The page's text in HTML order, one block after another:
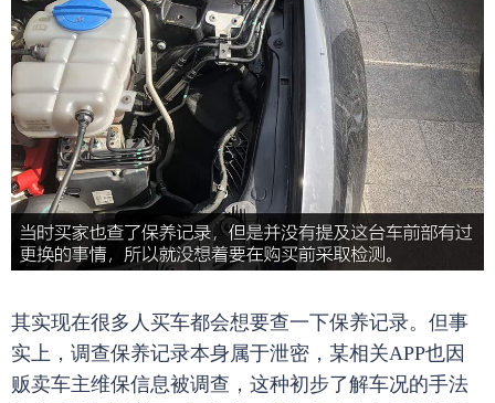
其实现在很多人买车都会想要查一下保养记录。但事
实上，调查保养记录本身属于泄密，某相关APP也因
贩卖车主维保信息被调查，这种初步了解车况的手法